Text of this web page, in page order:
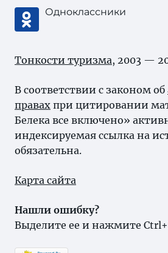
Одноклассники
Тонкости туризма, 2003 —
В соответствии с законом об
правах при цитировании
Белека все включено»
индексируемая ссылка на
обязательна.
Карта сайта
Нашли ошибку?
Выделите ее и нажмите